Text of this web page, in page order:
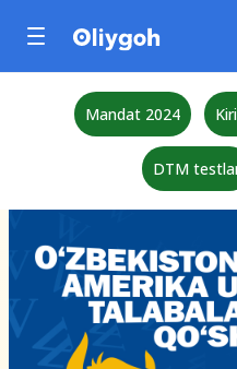
Mandat 2024
DTM